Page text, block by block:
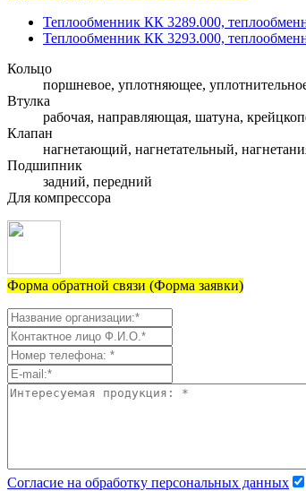
Теплообменник КК 3289.000,
Теплообменник КК 3293.000,
Кольцо
поршневое, уплотняющее,
Втулка
рабочая, направляющая, шатуна,
Клапан
нагнетающий, нагнетательный,
Подшипник
задний, передний
Для компрессора
Форма обратной связи (Форма заявки)
Согласие на обработку персональных данных